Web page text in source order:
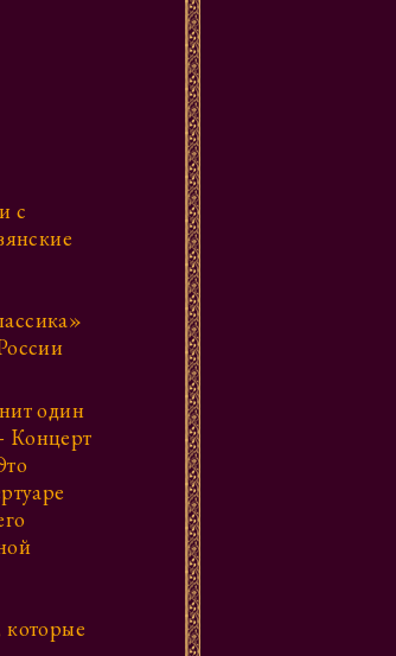
с
один
Концерт